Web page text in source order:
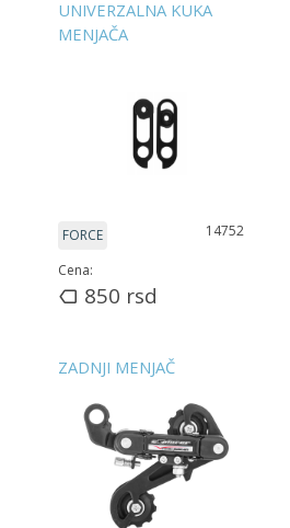
UNIVERZALNA KUKA
MENJAČA
FORCE 14752
Cena:
850 rsd
ZADNJI MENJAČ